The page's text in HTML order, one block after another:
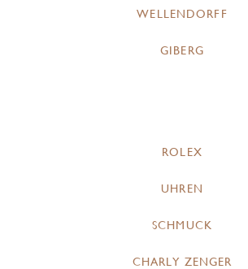
WELLENDORFF
GIBERG
ROLEX
UHREN
SCHMUCK
CHARLY ZENGER